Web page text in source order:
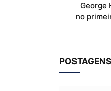
George
no
POSTAGENS